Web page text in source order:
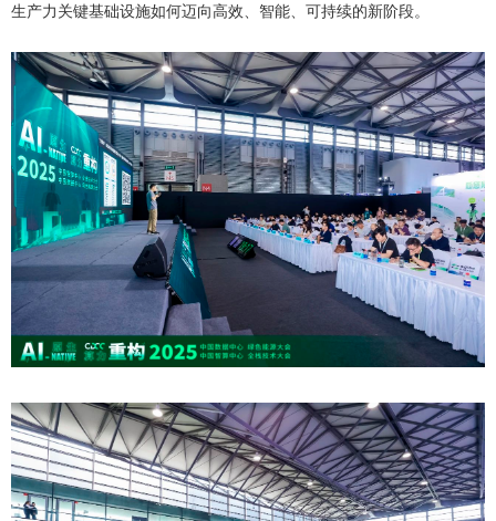
生产力关键基础设施如何迈向高效、智能、可持续的新阶段。